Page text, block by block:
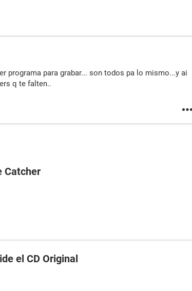
programa para grabar... son todos pa lo mismo...y ai
q te falten..
Catcher
el CD Original